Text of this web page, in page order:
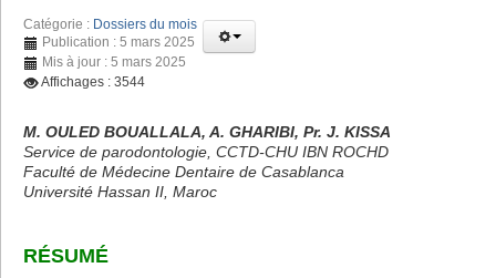
Catégorie : Dossiers du mois
Publication : 5 mars 2025
Mis à jour : 5 mars 2025
Affichages : 3544
M. OULED BOUALLALA, A. GHARIBI, Pr. J. KISSA
Service de parodontologie, CCTD-CHU IBN ROCHD
Faculté de Médecine Dentaire de Casablanca
Université Hassan II, Maroc
RÉSUMÉ